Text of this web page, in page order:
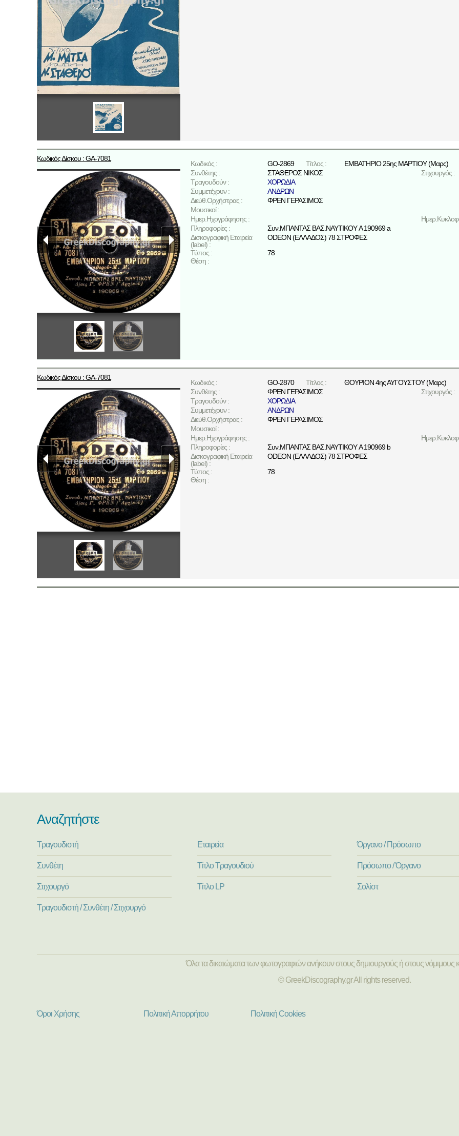
Κωδικός Δίσκου : GA-7081
Κωδικός : GO-2869 Τίτλος :
ΕΜΒΑΤΗΡΙΟ 25ης ΜΑΡΤΙΟΥ (Μαρς)
Συνθέτης :
ΣΤΑΘΕΡΟΣ ΝΙΚΟΣ
Στιχουργός :
Τραγουδούν :
ΧΟΡΩΔΙΑ
Συμμετέχουν :
ΑΝΔΡΩΝ
Διεύθ.Ορχήστρας :
ΦΡΕΝ ΓΕΡΑΣΙΜΟΣ
Μουσικοί :
Ημερ.Ηχογράφησης :
Πληροφορίες :
Συν.ΜΠΑΝΤΑΣ ΒΑΣ.ΝΑΥΤΙΚΟΥ A 190969 a
Δισκογραφική Εταιρεία
(label) :
ODEON (ΕΛΛΑΔΟΣ) 78 ΣΤΡΟΦΕΣ
Τύπος :
78
Θέση :
Κωδικός Δίσκου : GA-7081
Κωδικός : GO-2870 Τίτλος :
ΘΟΥΡΙΟΝ 4ης ΑΥΓΟΥΣΤΟΥ (Μαρς)
Συνθέτης :
ΦΡΕΝ ΓΕΡΑΣΙΜΟΣ
Στιχουργός :
Τραγουδούν :
ΧΟΡΩΔΙΑ
Συμμετέχουν :
ΑΝΔΡΩΝ
Διεύθ.Ορχήστρας :
ΦΡΕΝ ΓΕΡΑΣΙΜΟΣ
Μουσικοί :
Ημερ.Ηχογράφησης :
Πληροφορίες :
Συν.ΜΠΑΝΤΑΣ ΒΑΣ.ΝΑΥΤΙΚΟΥ A 190969 b
Δισκογραφική Εταιρεία
(label) :
ODEON (ΕΛΛΑΔΟΣ) 78 ΣΤΡΟΦΕΣ
Τύπος :
78
Θέση :
Αναζητήστε
Τραγουδιστή
Συνθέτη
Στιχουργό
Τραγουδιστή / Συνθέτη / Στιχουργό
Εταιρεία
Τίτλο Τραγουδιού
Τίτλο LP
Όργανο / Πρόσωπο
Πρόσωπο / Όργανο
Σολίστ
Όλα τα δικαιώματα των φωτογραφιών ανήκουν στους δημιουργούς ή στους νόμιμους
© GreekDiscography.gr All rights reserved.
Όροι Χρήσης Πολιτική Απορρήτου Πολιτική Cookies